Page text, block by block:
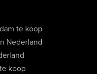
te koop
Nederland
koop